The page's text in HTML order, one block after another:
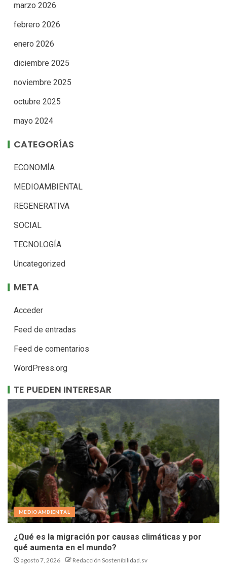
marzo 2026
febrero 2026
enero 2026
diciembre 2025
noviembre 2025
octubre 2025
mayo 2024
CATEGORÍAS
ECONOMÍA
MEDIOAMBIENTAL
REGENERATIVA
SOCIAL
TECNOLOGÍA
Uncategorized
META
Acceder
Feed de entradas
Feed de comentarios
WordPress.org
TE PUEDEN INTERESAR
MEDIOAMBIENTAL
¿Qué es la migración por causas climáticas y por
qué aumenta en el mundo?
agosto 7, 2026 Redacción Sostenibilidad.sv